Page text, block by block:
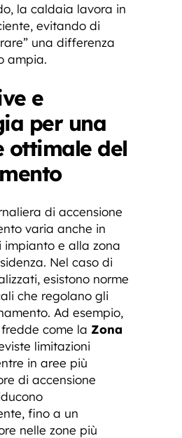
la caldaia lavora in
evitando di
una differenza
ampia.
e
per una
ottimale del
di accensione
varia anche in
impianto e alla zona
Nel caso di
esistono norme
che regolano gli
Ad esempio,
come la Zona
limitazioni
in aree più
di accensione
fino a un
nelle zone più